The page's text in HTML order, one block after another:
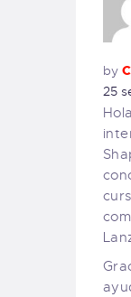
by
25